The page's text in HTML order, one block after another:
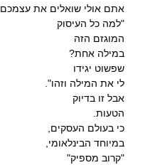
אתם אולי שואלים את עצמכם
"למה כל העיסוק
המוגזם הזה
במילה אחת?
שפשוט יגידו
לי את המילה וזהו".
אבל זו בדיוק
הטעות.
כי בעולם העסקים,
במיוחד הבינלאומי,
"קרוב מספיק"